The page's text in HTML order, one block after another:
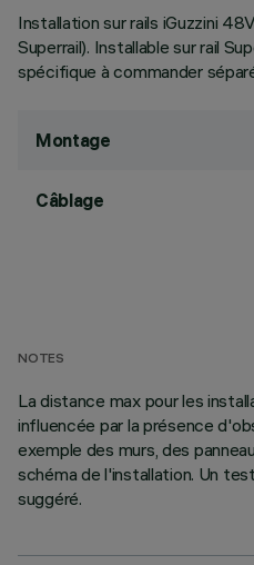
Installation sur rails iGuzzini
Superrail). Installable sur rail
spécifique à commander
Montage
Câblage
NOTES
La distance max pour les
influencée par la présence
exemple des murs, des
schéma de l'installation. Un
suggéré.